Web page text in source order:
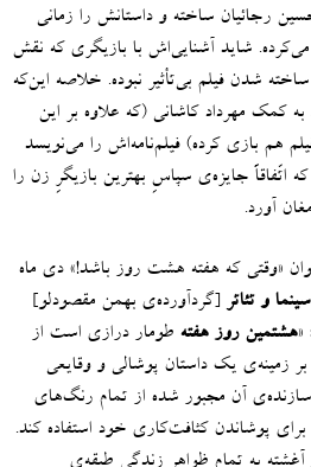
رجائیان ساخته و داستانش را زمانی
. شاید آشنایی‌اش با بازیگری که نقش
شدن فیلم بی‌تأثیر نبوده. خلاصه این‌که
به کمک مهرداد کاشانی(که علاوه بر این
هم بازی کرده)فیلم‌نامه‌اش را می‌نویسد
اتّفاقاً جایزه‌ی سپاسِ بهترین بازیگرِ زن را
آورد.
«وقتی که هفته هشت روز باشد!»دی ماه
و تئاتر [گردآورده‌ی بهمن مقصودلو]
: «هشتمین روز هفته طومار درازی است از
یک داستان پوشالی و وقایعی
آن مجبور شده از تمام رنگ‌های
پوشاندن کثافت‌کاری خود استفاده کند.
و آغشته به تمام ظواهر زندگی طبقه‌ی